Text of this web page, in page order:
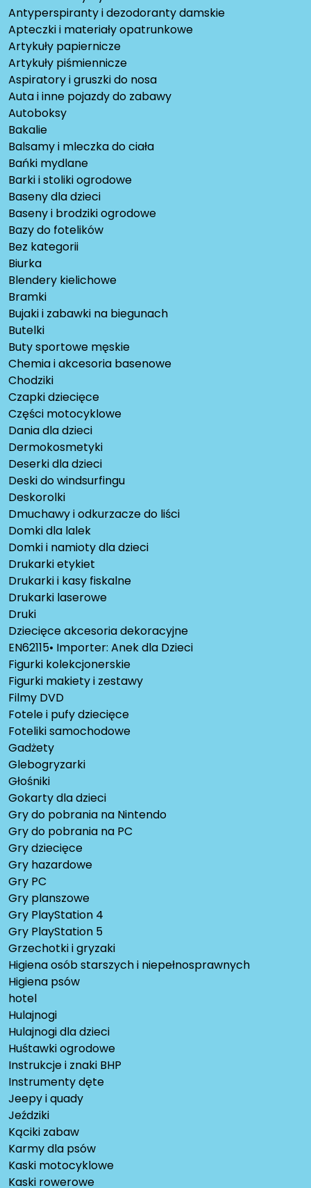
Antyperspiranty i dezodoranty damskie
Apteczki i materiały opatrunkowe
Artykuły papiernicze
Artykuły piśmiennicze
Aspiratory i gruszki do nosa
Auta i inne pojazdy do zabawy
Autoboksy
Bakalie
Balsamy i mleczka do ciała
Bańki mydlane
Barki i stoliki ogrodowe
Baseny dla dzieci
Baseny i brodziki ogrodowe
Bazy do fotelików
Bez kategorii
Biurka
Blendery kielichowe
Bramki
Bujaki i zabawki na biegunach
Butelki
Buty sportowe męskie
Chemia i akcesoria basenowe
Chodziki
Czapki dziecięce
Części motocyklowe
Dania dla dzieci
Dermokosmetyki
Deserki dla dzieci
Deski do windsurfingu
Deskorolki
Dmuchawy i odkurzacze do liści
Domki dla lalek
Domki i namioty dla dzieci
Drukarki etykiet
Drukarki i kasy fiskalne
Drukarki laserowe
Druki
Dziecięce akcesoria dekoracyjne
EN62115• Importer: Anek dla Dzieci
Figurki kolekcjonerskie
Figurki makiety i zestawy
Filmy DVD
Fotele i pufy dziecięce
Foteliki samochodowe
Gadżety
Glebogryzarki
Głośniki
Gokarty dla dzieci
Gry do pobrania na Nintendo
Gry do pobrania na PC
Gry dziecięce
Gry hazardowe
Gry PC
Gry planszowe
Gry PlayStation 4
Gry PlayStation 5
Grzechotki i gryzaki
Higiena osób starszych i niepełnosprawnych
Higiena psów
hotel
Hulajnogi
Hulajnogi dla dzieci
Huśtawki ogrodowe
Instrukcje i znaki BHP
Instrumenty dęte
Jeepy i quady
Jeździki
Kąciki zabaw
Karmy dla psów
Kaski motocyklowe
Kaski rowerowe